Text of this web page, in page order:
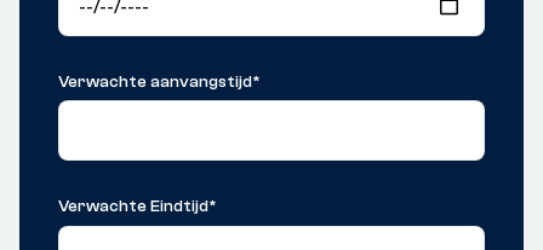
Verwachte aanvangstijd*
Verwachte Eindtijd*